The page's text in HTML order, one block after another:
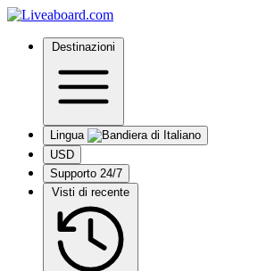
Destinazioni
Lingua
USD
Supporto 24/7
Visti di recente